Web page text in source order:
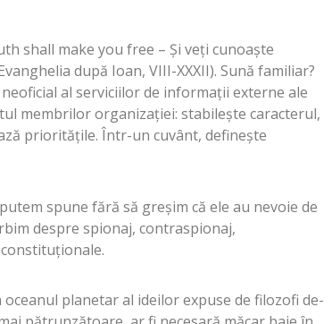
shall make you free – Şi veţi cunoaşte
după Ioan, VIII-XXXII). Sună familiar?
al serviciilor de informaţii externe ale
membrilor organizaţiei: stabileşte caracterul,
priorităţile. Într-un cuvânt, defineşte
spune fără să greşim că ele au nevoie de
despre spionaj, contraspionaj,
planetar al ideilor expuse de filozofi de-